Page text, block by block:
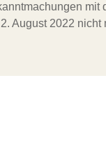
mit
August 2022